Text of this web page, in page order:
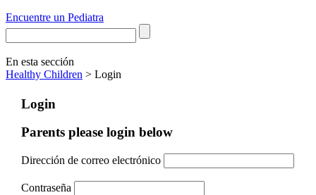
Encuentre un Pediatra
En esta sección
Healthy Children > Login
Login
Parents please login below
Dirección de correo electrónico
Contraseña